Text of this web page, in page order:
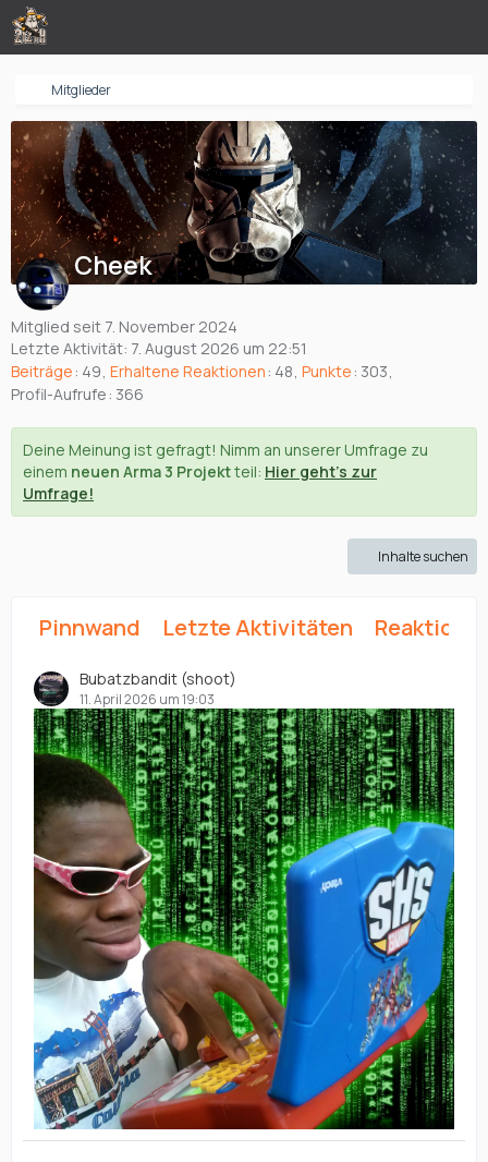
Mitglieder
Cheek
Mitglied seit 7. November 2024
Letzte Aktivität: 7. August 2026 um 22:51
Beiträge 49 Erhaltene Reaktionen 48 Punkte 303
Profil-Aufrufe 366
Deine Meinung ist gefragt! Nimm an unserer Umfrage zu
einem neuen Arma 3 Projektteil: Hier geht's zur
Umfrage!
Inhalte suchen
Pinnwand Letzte Aktivitäten
Bubatzbandit (shoot)
11. April 2026 um 19:03